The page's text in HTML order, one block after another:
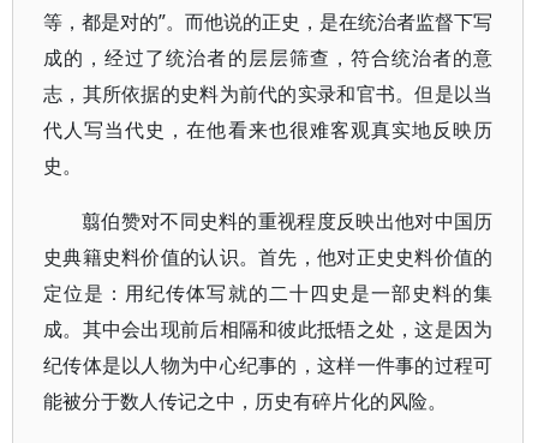
等，都是对的”。而他说的正史，是在统治者监督下写
成的，经过了统治者的层层筛查，符合统治者的意
志，其所依据的史料为前代的实录和官书。但是以当
代人写当代史，在他看来也很难客观真实地反映历
史。
翦伯赞对不同史料的重视程度反映出他对中国历
史典籍史料价值的认识。首先，他对正史史料价值的
定位是：用纪传体写就的二十四史是一部史料的集
成。其中会出现前后相隔和彼此抵牾之处，这是因为
纪传体是以人物为中心纪事的，这样一件事的过程可
能被分于数人传记之中，历史有碎片化的风险。